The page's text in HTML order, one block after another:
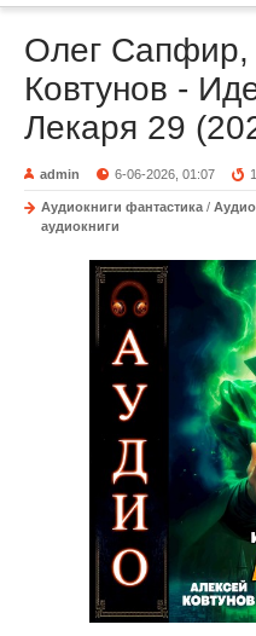
Олег Сапфир,
Ковтунов -
Лекаря 29
admin 6-06-2026, 01:07
Аудиокниги фантастика /
аудиокниги